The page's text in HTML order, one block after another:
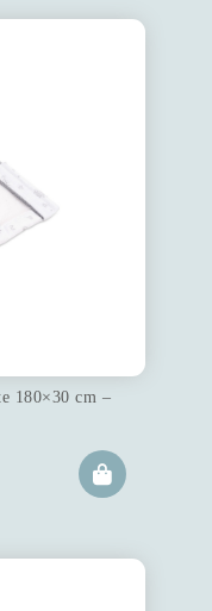
180×30 cm –